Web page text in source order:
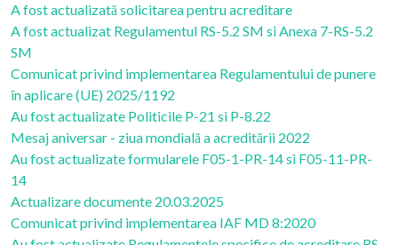
A fost actualizată solicitarea pentru acreditare
A fost actualizat Regulamentul RS-5.2 SM si Anexa 7-RS-5.2
SM
Comunicat privind implementarea Regulamentului de punere
în aplicare (UE) 2025/1192
Au fost actualizate Politicile P-21 si P-8.22
Mesaj aniversar - ziua mondială a acreditării 2022
Au fost actualizate formularele F05-1-PR-14 si F05-11-PR-
14
Actualizare documente 20.03.2025
Comunicat privind implementarea IAF MD 8:2020